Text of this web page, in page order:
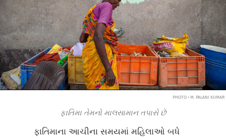
PHOTO • M. PALANI KUMAR
ફાતિમા તેમનો માલસામાન તપાસે છે
ફાતિમાના આચીના સમયમાં મહિલાઓ બધે